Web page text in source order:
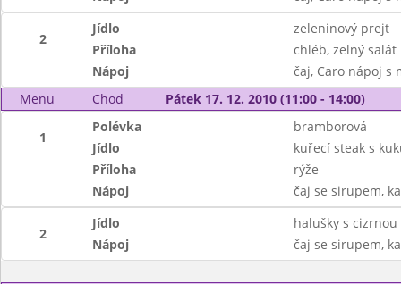
2
Jídlo
zeleninový prejt
Příloha
chléb, zelný salát
Nápoj
čaj, Caro nápoj s
Menu
Chod Pátek 17. 12. 2010 (11:00 - 14:00)
1
Polévka
bramborová
Jídlo
kuřecí steak s
Příloha
rýže
Nápoj
čaj se sirupem,
2
Jídlo
halušky s
Nápoj
čaj se sirupem,